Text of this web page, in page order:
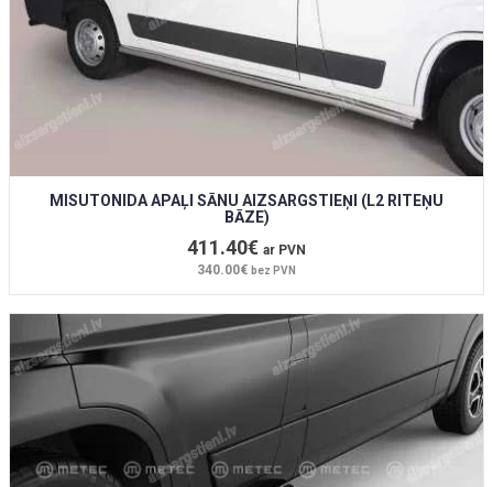
MISUTONIDA APAĻI SĀNU AIZSARGSTIEŅI (L2 RITEŅU
BĀZE)
411.40€ ar PVN
340.00€ bez PVN